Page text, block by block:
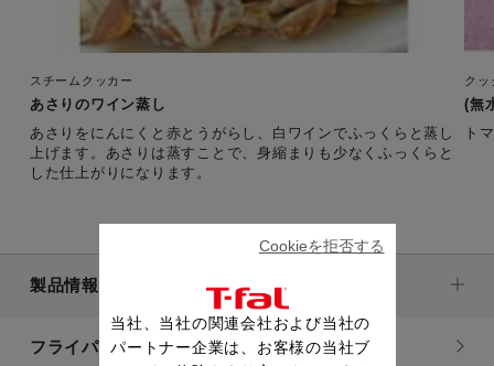
スチームクッカー
あさりのワイン蒸し
あさりをにんにくと赤とうがらし、白ワインでふっくらと蒸し
上げます。あさりは蒸すことで、身縮まりも少なくふっくらと
した仕上がりになります。
クッ
(無
ト
製品情報
フライパン・鍋
当社、当社の関連会社および当社の
パートナー企業は、お客様の当社ブ
Cookieを拒否する